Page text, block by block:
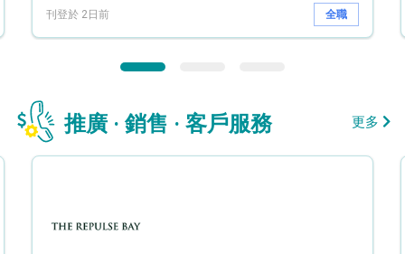
刊登於 2日前 全職
推廣 · 銷售 · 客戶服務 更多